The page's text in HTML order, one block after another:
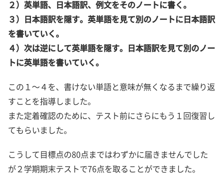
２）英単語、日本語訳、例文をそのノートに書く。
３）日本語訳を隠す。英単語を見て別のノートに日本語訳
を書いていく。
４）次は逆にして英単語を隠す。日本語訳を見て別のノー
トに英単語を書いていく。
この１～４を、書けない単語と意味が無くなるまで繰り返
すことを指導しました。
また定着確認のために、テスト前にさらにもう１回復習し
てもらいました。
こうして目標点の80点まではわずかに届きませんでした
が２学期期末テストで76点を取ることができました。